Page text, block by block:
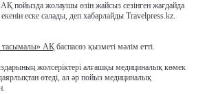
пойызда жолаушы өзін жайсыз сезінген жағдайда
еске салады, деп хабарлайды Travelpress.kz.
АҚ баспасөз қызметі мәлім етті.
жолсеріктері алғашқы медициналық көмек
өтеді, ал әр пойыз медициналық